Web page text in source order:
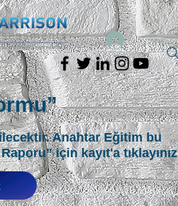
Giriş
Anahtar Eğitim bu
için kayıt'a tıklayınız